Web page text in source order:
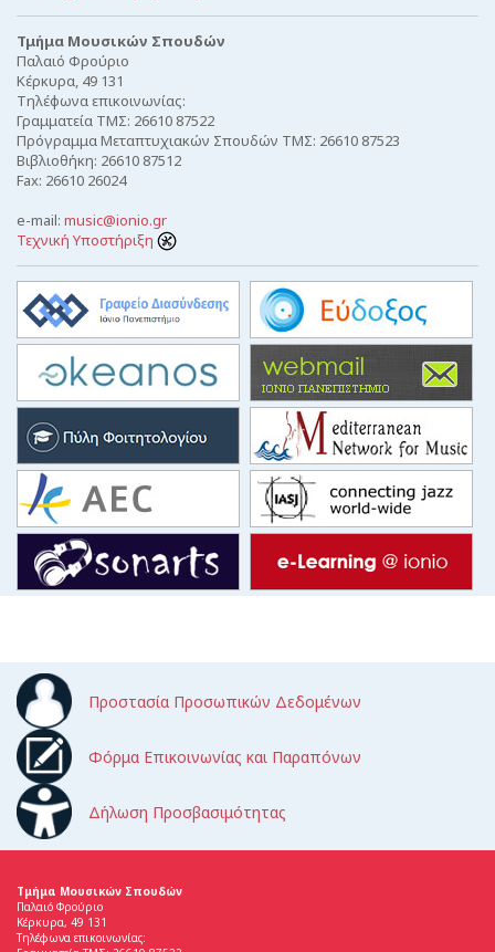
Τμήμα Μουσικών Σπουδών
Παλαιό Φρούριο
Κέρκυρα, 49 131
Τηλέφωνα επικοινωνίας:
Γραμματεία ΤΜΣ: 26610 87522
Πρόγραμμα Μεταπτυχιακών Σπουδών ΤΜΣ: 26610 87523
Βιβλιοθήκη: 26610 87512
Fax: 26610 26024
e-mail: music@ionio.gr
Τεχνική Υποστήριξη
Προστασία Προσωπικών Δεδομένων
Φόρμα Επικοινωνίας και Παραπόνων
Δήλωση Προσβασιμότητας
Τμήμα Μουσικών Σπουδών
Παλαιό Φρούριο
Κέρκυρα, 49 131
Τηλέφωνα επικοινωνίας: